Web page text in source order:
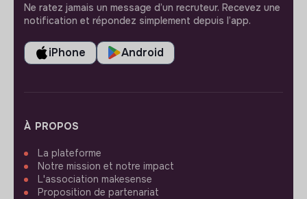
Ne ratez jamais un message d’un recruteur. Recevez une
notification et répondez simplement depuis l’app.
iPhone Android
À PROPOS
La plateforme
Notre mission et notre impact
L'association makesense
Proposition de partenariat